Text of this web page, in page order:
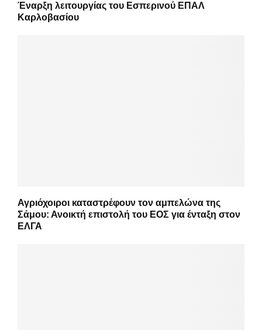
Έναρξη λειτουργίας του Εσπερινού ΕΠΑΛ
Καρλοβασίου
Αγριόχοιροι καταστρέφουν τον αμπελώνα της
Σάμου: Ανοικτή επιστολή του ΕΟΣ για ένταξη στον
ΕΛΓΑ